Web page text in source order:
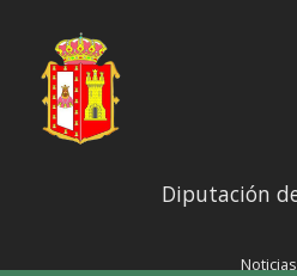
Diputación
Noticias